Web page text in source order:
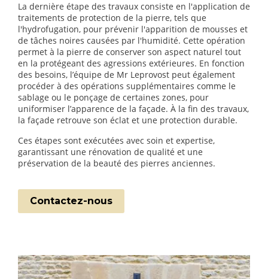
La dernière étape des travaux consiste en l'application de
traitements de protection de la pierre, tels que
l'hydrofugation, pour prévenir l'apparition de mousses et
de tâches noires causées par l'humidité. Cette opération
permet à la pierre de conserver son aspect naturel tout
en la protégeant des agressions extérieures. En fonction
des besoins, l’équipe de Mr Leprovost peut également
procéder à des opérations supplémentaires comme le
sablage ou le ponçage de certaines zones, pour
uniformiser l’apparence de la façade. À la fin des travaux,
la façade retrouve son éclat et une protection durable.
Ces étapes sont exécutées avec soin et expertise,
garantissant une rénovation de qualité et une
préservation de la beauté des pierres anciennes.
Contactez-nous